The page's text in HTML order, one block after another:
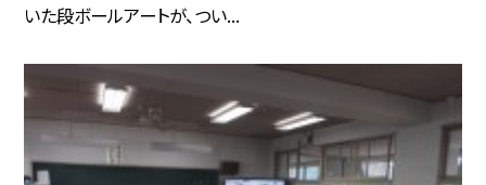
いた段ボールアートが、つい...